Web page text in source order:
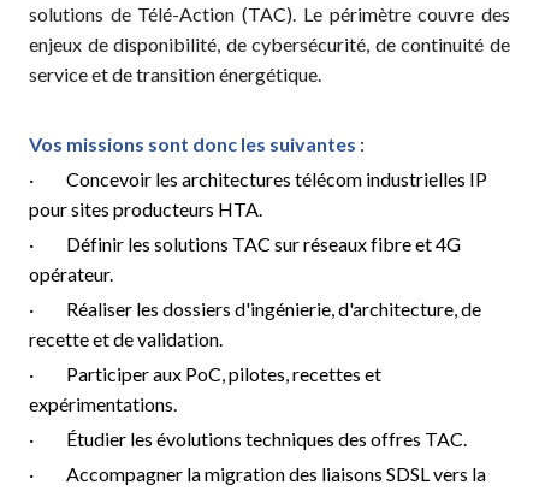
solutions de Télé-Action (TAC). Le périmètre couvre des
enjeux de disponibilité, de cybersécurité, de continuité de
service et de transition énergétique.
Vos missions sont donc les suivantes :
· Concevoir les architectures télécom industrielles IP
pour sites producteurs HTA.
· Définir les solutions TAC sur réseaux fibre et 4G
opérateur.
· Réaliser les dossiers d'ingénierie, d'architecture, de
recette et de validation.
· Participer aux PoC, pilotes, recettes et
expérimentations.
· Étudier les évolutions techniques des offres TAC.
· Accompagner la migration des liaisons SDSL vers la